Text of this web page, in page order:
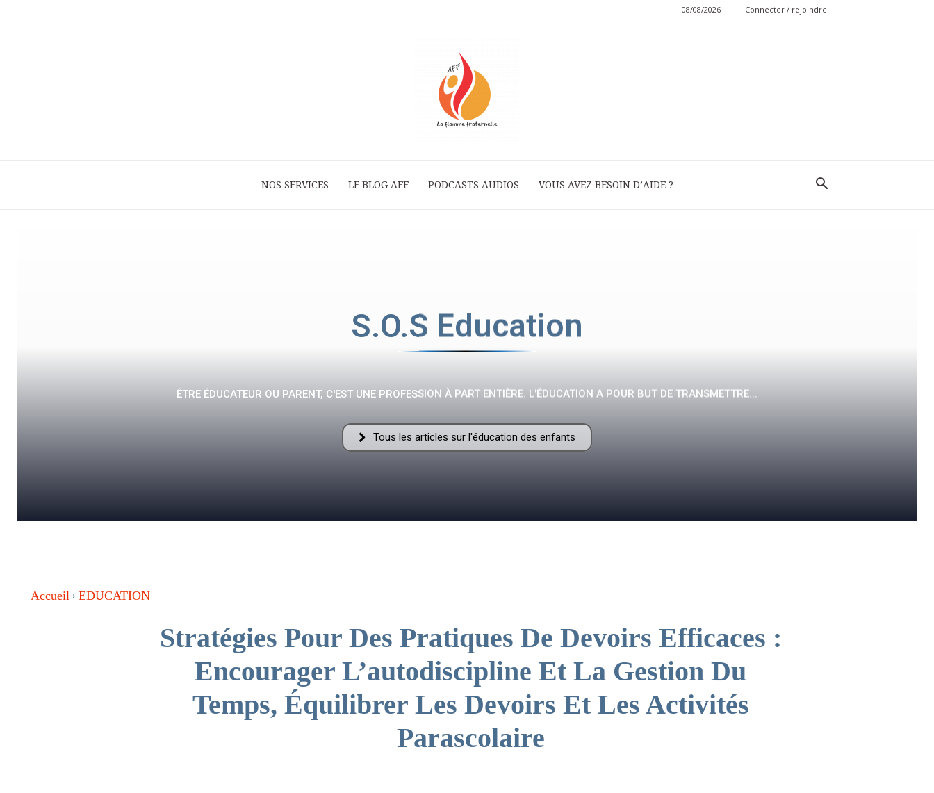
08/08/2026 Connecter / rejoindre
La
NOS SERVICES LE BLOG AFF PODCASTS AUDIOS VOUS AVEZ BESOIN D’AIDE ?
S.O.S Education
ÊTRE ÉDUCATEUR OU PARENT, C'EST UNE PROFESSION À PART ENTIÈRE. L'ÉDUCATION A POUR BUT DE TRANSMETTRE...
Tous les articles sur l'éducation des enfants
Accueil EDUCATION
Stratégies Pour Des Pratiques De Devoirs Efficaces :
Encourager L’autodiscipline Et La Gestion Du
Temps, Équilibrer Les Devoirs Et Les Activités
Parascolaire